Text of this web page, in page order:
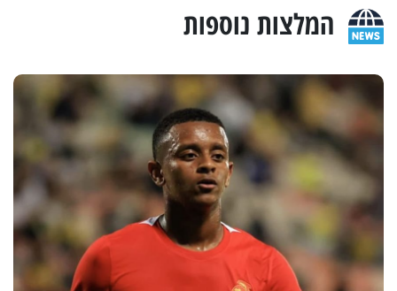
המלצות נוספות